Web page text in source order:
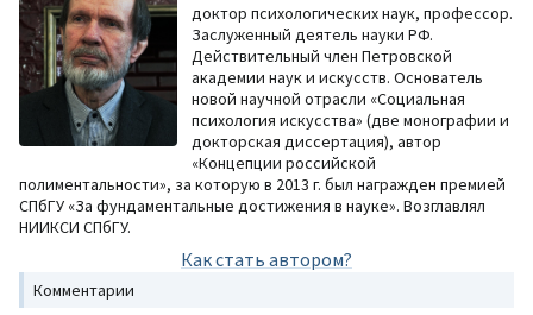
доктор психологических наук, профессор.
Заслуженный деятель науки РФ.
Действительный член Петровской
академии наук и искусств. Основатель
новой научной отрасли «Социальная
психология искусства» (две монографии и
докторская диссертация), автор
«Концепции российской
полиментальности», за которую в 2013 г. был награжден премией
СПбГУ «За фундаментальные достижения в науке». Возглавлял
НИИКСИ СПбГУ.
Как стать автором?
Комментарии